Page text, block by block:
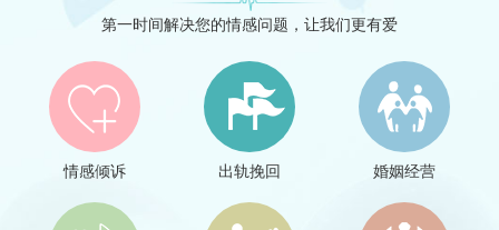
第一时间解决您的情感问题，让我们更有爱
情感倾诉 出轨挽回 婚姻经营